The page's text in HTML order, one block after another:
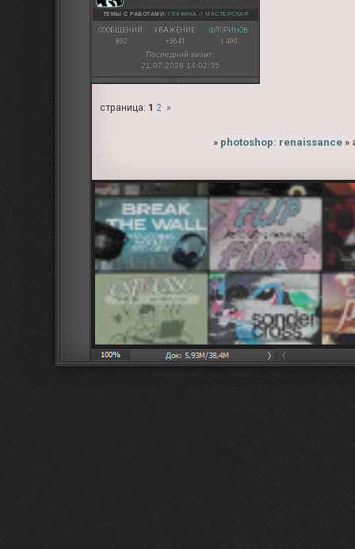
ТЕМЫ С РАБОТАМИ: ГРАФИКА ◇ МАСТЕРСКАЯ
СООБЩЕНИЙ:
802
УВАЖЕНИЕ:
+3641
ФЛОРИНОВ:
1 490
Последний визит:
21.07.2026 14:02:35
страница: 1 2 »
» photoshop: renaissance »